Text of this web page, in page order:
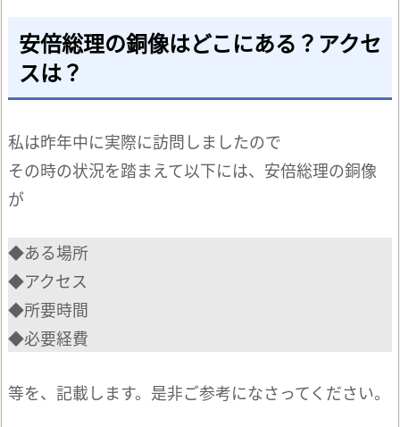
安倍総理の銅像はどこにある？アクセ
スは？
私は昨年中に実際に訪問しましたので
その時の状況を踏まえて以下には、安倍総理の銅像
が
◆ある場所
◆アクセス
◆所要時間
◆必要経費
等を、記載します。是非ご参考になさってください。